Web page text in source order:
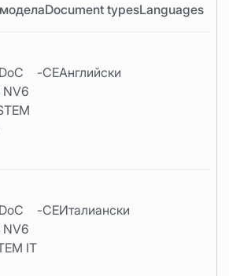
Document typesLanguages
NV6
-CEАнглийски
NV6
IT
-CEИталиански